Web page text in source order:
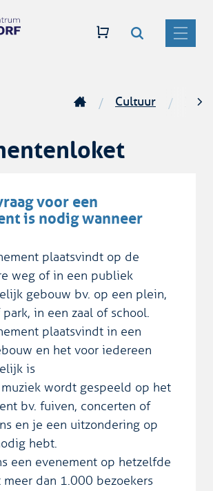
MENU
Cultuur
voor een
is nodig wanneer
plaatsvindt op de
weg of in een publiek
gebouw bv. op een plein,
in een zaal of school.
plaatsvindt in een
en het voor iedereen
is
wordt gespeeld op het
bv. fuiven, concerten of
en je een uitzondering op
hebt.
een evenement op hetzelfde
meer dan 1.000 bezoekers